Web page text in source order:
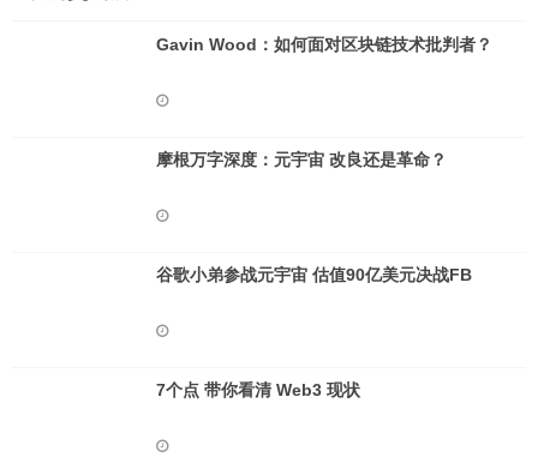
Gavin Wood：如何面对区块链技术批判者？
摩根万字深度：元宇宙 改良还是革命？
谷歌小弟参战元宇宙 估值90亿美元决战FB
7个点 带你看清 Web3 现状